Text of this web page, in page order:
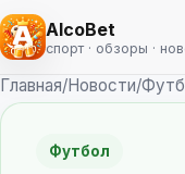
AlcoBet
спорт · обзоры ·
Главная/Новости/
Футбол